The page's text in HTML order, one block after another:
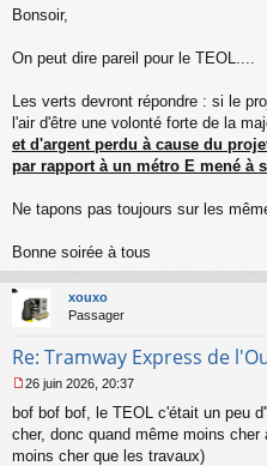
Bonsoir,
On peut dire pareil pour le TEOL....
Les verts devront répondre : si le
l'air d'être une volonté forte de la
et d'argent perdu à cause du
par rapport à un métro E mené à
Ne tapons pas toujours sur les
Bonne soirée à tous
xouxo
Passager
Re: Tramway Express de
e
s
s
26 juin 2026, 20:37
bof bof bof, le TEOL c'était un peu
cher, donc quand même moins
moins cher que les travaux)